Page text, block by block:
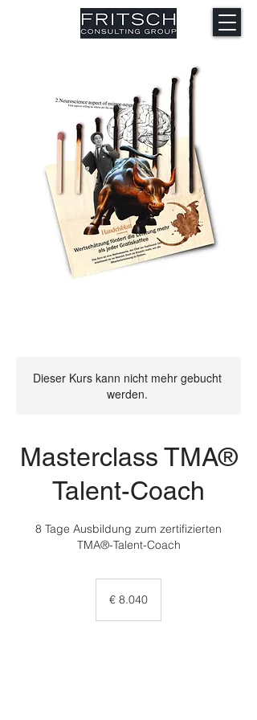
Dieser Kurs kann nicht mehr gebucht
werden.
Masterclass TMA®
Talent-Coach
8 Tage Ausbildung zum zertifizierten
TMA®-Talent-Coach
€ 8.040